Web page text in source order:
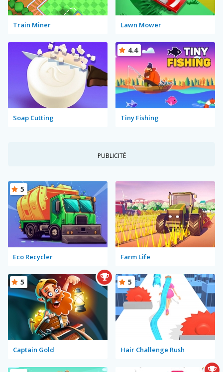
Train Miner Lawn Mower
Soap Cutting Tiny Fishing
4.4
PUBLICITÉ
Eco Recycler
5
Farm Life
Captain Gold
5
Hair Challenge Rush
5